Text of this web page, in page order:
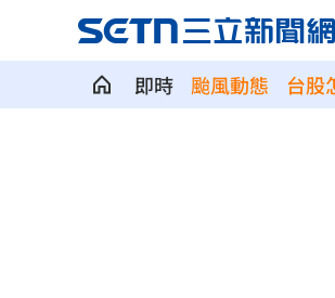
即時 颱風動態 台股